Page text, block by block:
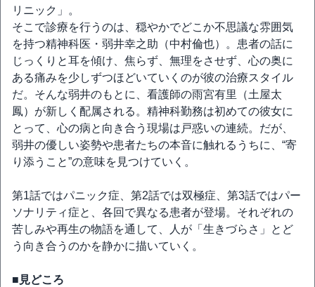
リニック」。
そこで診療を行うのは、穏やかでどこか不思議な雰囲気
を持つ精神科医・弱井幸之助（中村倫也）。患者の話に
じっくりと耳を傾け、焦らず、無理をさせず、心の奥に
ある痛みを少しずつほどいていくのが彼の治療スタイル
だ。そんな弱井のもとに、看護師の雨宮有里（土屋太
鳳）が新しく配属される。精神科勤務は初めての彼女に
とって、心の病と向き合う現場は戸惑いの連続。だが、
弱井の優しい姿勢や患者たちの本音に触れるうちに、“寄
り添うこと”の意味を見つけていく。
第1話ではパニック症、第2話では双極症、第3話ではパー
ソナリティ症と、各回で異なる患者が登場。それぞれの
苦しみや再生の物語を通して、人が「生きづらさ」とど
う向き合うのかを静かに描いていく。
■見どころ